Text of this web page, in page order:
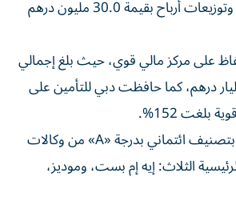
درهم بزيادة 28.1%، وتوزيعات أرباح بقيمة 30.0 مليون درهم
على مركز مالي قوي، حيث بلغ إجمالي
الملكية 1.2 مليار درهم، كما حافظت دبي للتأمين على
بلغت 152%.
وتحظى دبي للتأمين بتصنيف ائتماني بدرجة «A» من وكالات
الثلاث: إيه إم بست، وموديز،